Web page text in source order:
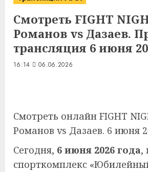
Смотреть FIGHT
Романов vs Дазаев.
трансляция 6 июня
16:14 06.06.2026
Смотреть онлайн FIGHT
Романов vs Дазаев. 6 июня
Сегодня, 6 июня 2026 года,
спорткомплекс